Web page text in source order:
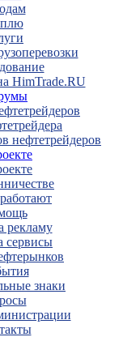
HimTrade.RU
нефтетрейдеров
рекламу
сервисы
знаки